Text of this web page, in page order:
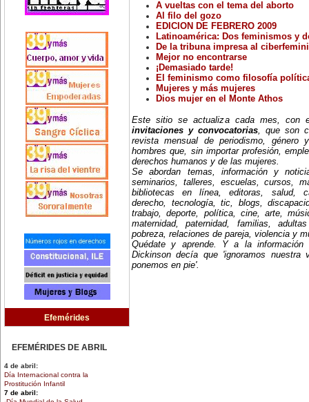
Efemérides
EFEMÉRIDES DE ABRIL
4 de abril:
Día Internacional contra la
Prostitución Infantil
7 de abril:
A vueltas con el tema del aborto
Al filo del gozo
EDICION DE FEBRERO 2009
Latinoamérica: Dos feminismos y
De la tribuna impresa al
Mejor no encontrarse
¡Demasiado tarde!
El feminismo como filosofía
Mujeres y más mujeres
Dios mujer en el Monte Athos
Este sitio se actualiza cada mes, con
invitaciones y convocatorias, que son
revista mensual de periodismo, género
hombres que, sin importar profesión,
derechos humanos y de las mujeres.
Se abordan temas, información y
seminarios, talleres, escuelas, cursos,
bibliotecas en línea, editoras, salud,
derecho, tecnología, tic, blogs,
trabajo, deporte, política, cine, arte,
maternidad, paternidad, familias,
pobreza, relaciones de pareja, violencia y
Quédate y aprende. Y a la
Dickinson decía que 'ignoramos nuestra
ponemos en pie'.